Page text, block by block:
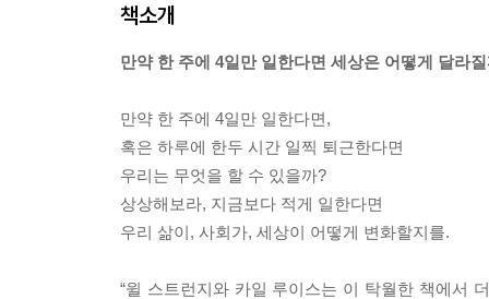
책소개
만약 한 주에 4일만 일한다면 세상은 어떻게 달라
만약 한 주에 4일만 일한다면,
혹은 하루에 한두 시간 일찍 퇴근한다면
우리는 무엇을 할 수 있을까?
상상해보라, 지금보다 적게 일한다면
우리 삶이, 사회가, 세상이 어떻게 변화할지를.
“윌 스트런지와 카일 루이스는 이 탁월한 책에서